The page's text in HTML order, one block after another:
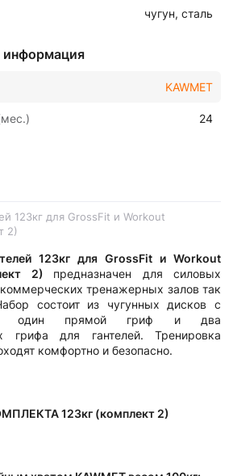
чугун, сталь
информация
KAWMET
24
123кг для GrossFit и Workout
2)
123кг для GrossFit и Workout
2) предназначен для силовых
тренажерных залов так
состоит из чугунных дисков с
один прямой гриф и два
грифа для гантелей. Тренировка
комфортно и безопасно.
123кг (комплект 2)